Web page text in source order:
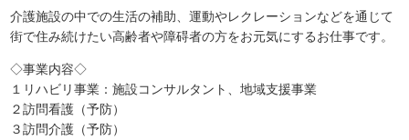
介護施設の中での生活の補助、運動やレクレーションなどを通じて
街で住み続けたい高齢者や障碍者の方をお元気にするお仕事です。
◇事業内容◇
１リハビリ事業：施設コンサルタント、地域支援事業
２訪問看護（予防）
３訪問介護（予防）